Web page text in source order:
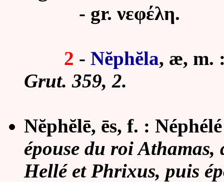
- gr. νεφέλη.
2 - Nĕphĕla, æ, m.
Grut. 359, 2.
Nĕphĕlē, ēs, f. :
épouse du roi
Hellé et Phrixus, puis